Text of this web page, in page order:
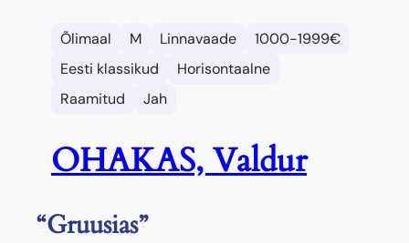
Õlimaal M Linnavaade
1000-1999€
Eesti klassikud
Horisontaalne
Raamitud
Jah
OHAKAS, Valdur
“Gruusias”